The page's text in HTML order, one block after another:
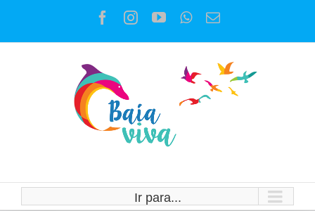
o
Facebook
Instagram
YouTubeWhatsApp
E-
Ir para...